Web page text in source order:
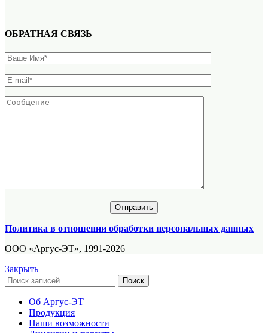
ОБРАТНАЯ СВЯЗЬ
Политика в отношении обработки персональных данных
ООО «Аргус-ЭТ», 1991-2026
Закрыть
Поиск
Об Аргус-ЭТ
Продукция
Наши возможности